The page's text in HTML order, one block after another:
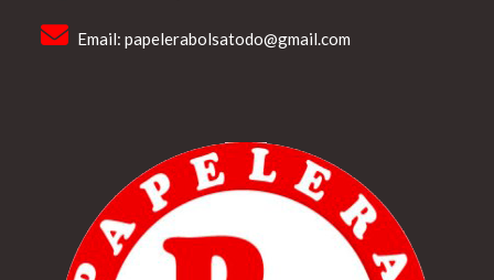
Email:papelerabolsatodo@gmail.com